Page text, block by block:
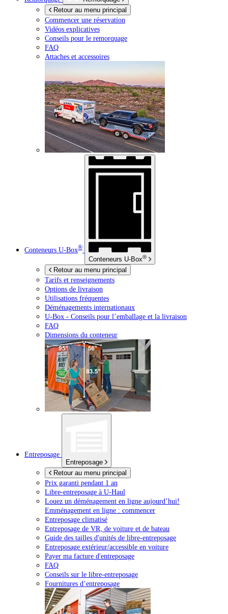
Retour au menu principal
Commencer une réservation
Vidéos explicatives
Conseils pour le remorquage
FAQ
Attaches et accessoires
Conteneurs U-Box®
Conteneurs U-Box®
Retour au menu principal
Tarifs et renseignements
Options de livraison
Utilisations fréquentes
Déménagements internationaux
U-Box - Conseils pour l’emballage et la livraison
FAQ
Dimensions du conteneur
Entreposage
Entreposage
Retour au menu principal
Prix garanti pendant 1 an
Libre-entreposage à U-Haul
Louez un déménagement en ligne aujourd’hui!
Emménagement en ligne : commencer
Entreposage climatisé
Entreposage de VR, de voiture et de bateau
Guide des tailles d'unités de libre-entreposage
Entreposage extérieur/accessible en voiture
Payer ma facture d'entreposage
FAQ
Conseils sur le libre-entreposage
Fournitures d’entreposage